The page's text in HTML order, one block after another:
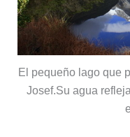
El pequeño lago que
Josef.Su agua